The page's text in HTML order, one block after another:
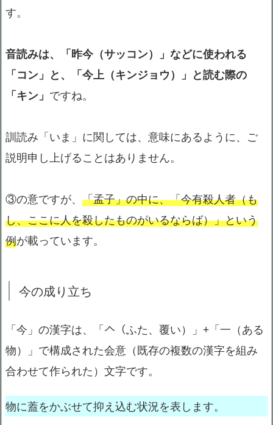
す。
音読みは、「昨今（サッコン）」などに使われる
「コン」と、「今上（キンジョウ）」と読む際の
「キン」 ですね。
訓読み「いま」に関しては、意味にあるように、ご
説明申し上げることはありません。
③の意ですが、 「孟子」の中に、「今有殺人者（も
し、ここに人を殺したものがいるならば）」という
例が載っています。
今の成り立ち
「今」の漢字は、「𠆢（ふた、覆い）」+「一（ある
物）」で構成された会意（既存の複数の漢字を組み
合わせて作られた）文字です。
物に蓋をかぶせて抑え込む状況を表します。